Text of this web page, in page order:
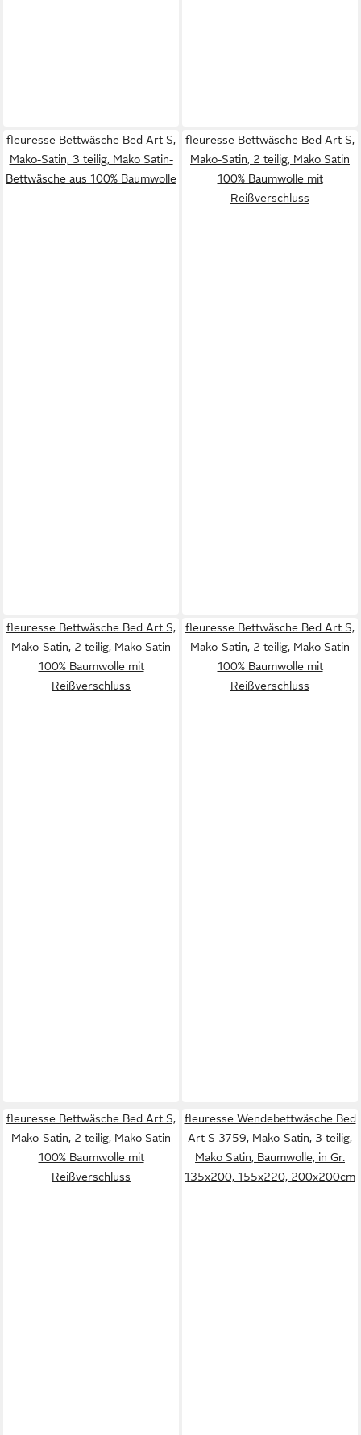
fleuresse Bettwäsche Bed Art S,
Mako-Satin, 3 teilig, Mako Satin-
Bettwäsche aus 100% Baumwolle
fleuresse Bettwäsche Bed Art S,
Mako-Satin, 2 teilig, Mako Satin
100% Baumwolle mit
Reißverschluss
fleuresse Bettwäsche Bed Art S,
Mako-Satin, 2 teilig, Mako Satin
100% Baumwolle mit
Reißverschluss
fleuresse Bettwäsche Bed Art S,
Mako-Satin, 2 teilig, Mako Satin
100% Baumwolle mit
Reißverschluss
fleuresse Bettwäsche Bed Art S,
Mako-Satin, 2 teilig, Mako Satin
100% Baumwolle mit
Reißverschluss
fleuresse Wendebettwäsche Bed
Art S 3759, Mako-Satin, 3 teilig,
Mako Satin, Baumwolle, in Gr.
135x200, 155x220, 200x200cm